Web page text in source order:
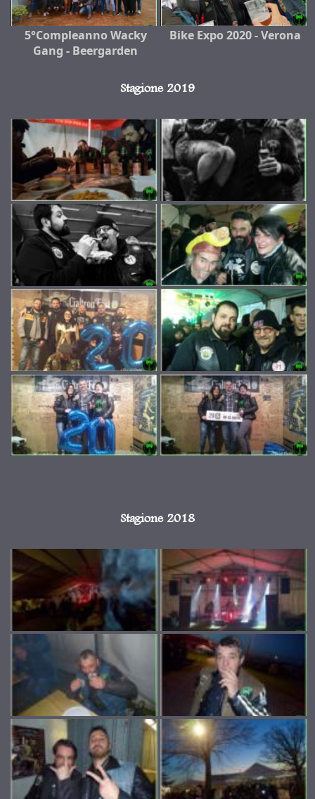
5°Compleanno Wacky
Gang - Beergarden
Bike Expo 2020 - Verona
Stagione 2019
Stagione 2018